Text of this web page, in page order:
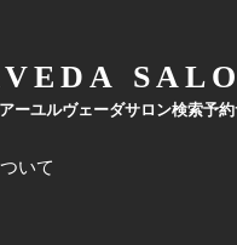
アーユルヴェーダサロン検索予約
いて